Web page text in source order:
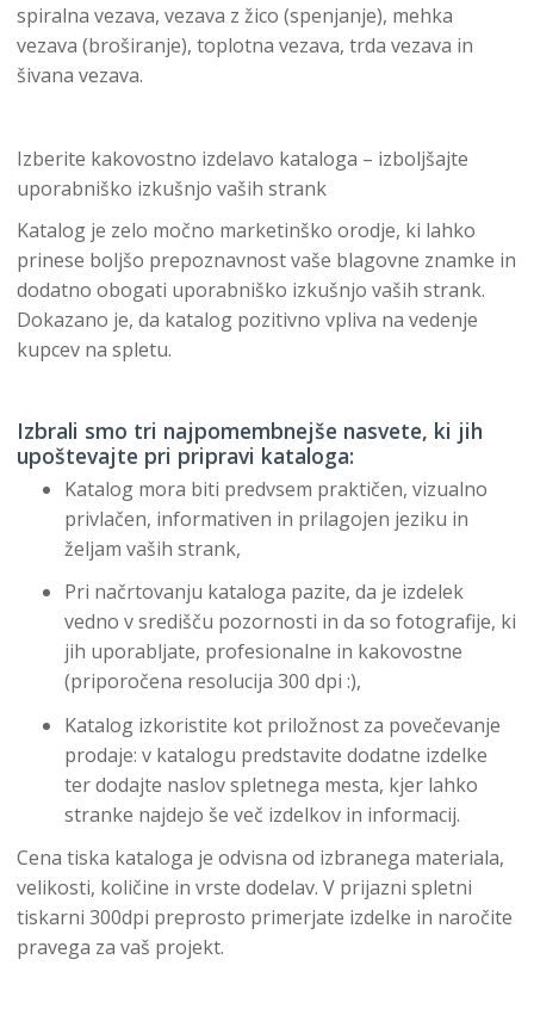
spiralna vezava, vezava z žico (spenjanje), mehka
vezava (broširanje), toplotna vezava, trda vezava in
šivana vezava.
Izberite kakovostno izdelavo kataloga – izboljšajte
uporabniško izkušnjo vaših strank
Katalog je zelo močno marketinško orodje, ki lahko
prinese boljšo prepoznavnost vaše blagovne znamke in
dodatno obogati uporabniško izkušnjo vaših strank.
Dokazano je, da katalog pozitivno vpliva na vedenje
kupcev na spletu.
Izbrali smo tri najpomembnejše nasvete, ki jih
upoštevajte pri pripravi kataloga:
Katalog mora biti predvsem praktičen, vizualno
privlačen, informativen in prilagojen jeziku in
željam vaših strank,
Pri načrtovanju kataloga pazite, da je izdelek
vedno v središču pozornosti in da so fotografije, ki
jih uporabljate, profesionalne in kakovostne
(priporočena resolucija 300 dpi :),
Katalog izkoristite kot priložnost za povečevanje
prodaje: v katalogu predstavite dodatne izdelke
ter dodajte naslov spletnega mesta, kjer lahko
stranke najdejo še več izdelkov in informacij.
Cena tiska kataloga je odvisna od izbranega materiala,
velikosti, količine in vrste dodelav. V prijazni spletni
tiskarni 300dpi preprosto primerjate izdelke in naročite
pravega za vaš projekt.